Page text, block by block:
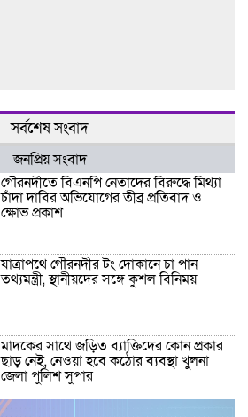
সর্বশেষ সংবাদ
জনপ্রিয় সংবাদ
গৌরনদীতে বিএনপি নেতাদের বিরুদ্ধে মিথ্যা
চাঁদা দাবির অভিযোগের তীব্র প্রতিবাদ ও
ক্ষোভ প্রকাশ
যাত্রাপথে গৌরনদীর টং দোকানে চা পান
তথ্যমন্ত্রী, স্থানীয়দের সঙ্গে কুশল বিনিময়
মাদকের সাথে জড়িত ব্যাক্তিদের কোন প্রকার
ছাড় নেই, নেওয়া হবে কঠোর ব্যবস্থা খুলনা
জেলা পুলিশ সুপার